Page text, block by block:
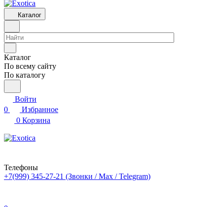
Каталог
Каталог
По всему сайту
По каталогу
Войти
0
Избранное
0 Корзина
Телефоны
+7(999) 345-27-21 (Звонки / Max / Telegram)